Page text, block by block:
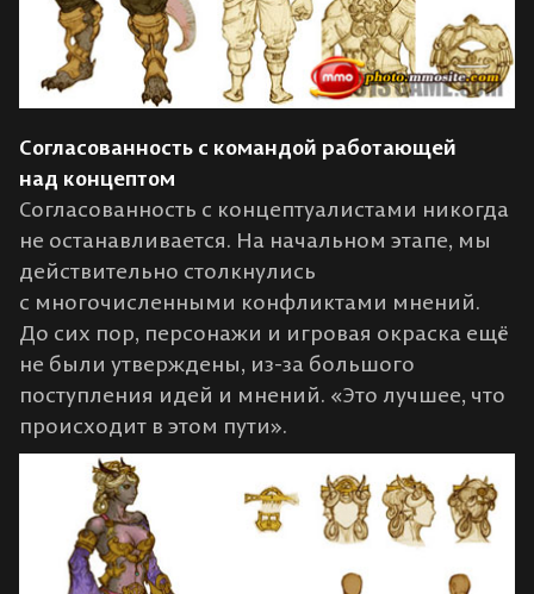
Согласованность с командой работающей
над концептом
Согласованность с концептуалистами никогда
не останавливается. На начальном этапе, мы
действительно столкнулись
с многочисленными конфликтами мнений.
До сих пор, персонажи и игровая окраска ещё
не были утверждены, из-за большого
поступления идей и мнений. «Это лучшее, что
происходит в этом пути».